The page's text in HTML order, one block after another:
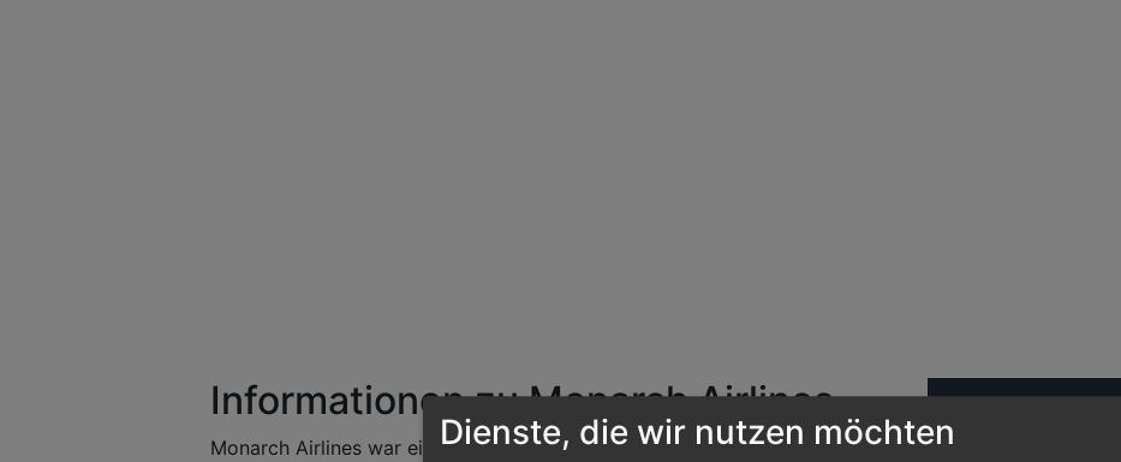
Informationen zu Monarch Airlines
Monarch Airlines war einst einwichtiger Carrier der britischen
Dienste, die wir nutzen möchten